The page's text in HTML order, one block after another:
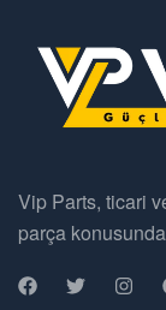
Vip Parts, ticari
parça